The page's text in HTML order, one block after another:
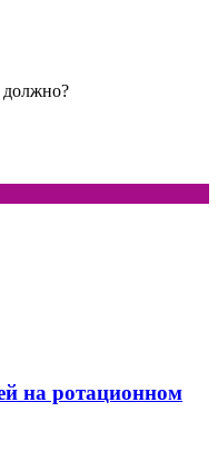
должно?
на ротационном